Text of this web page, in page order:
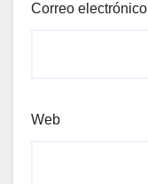
Correo electrónico
Web